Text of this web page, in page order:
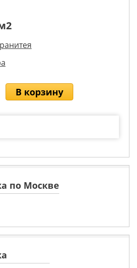
В корзину
по Москве